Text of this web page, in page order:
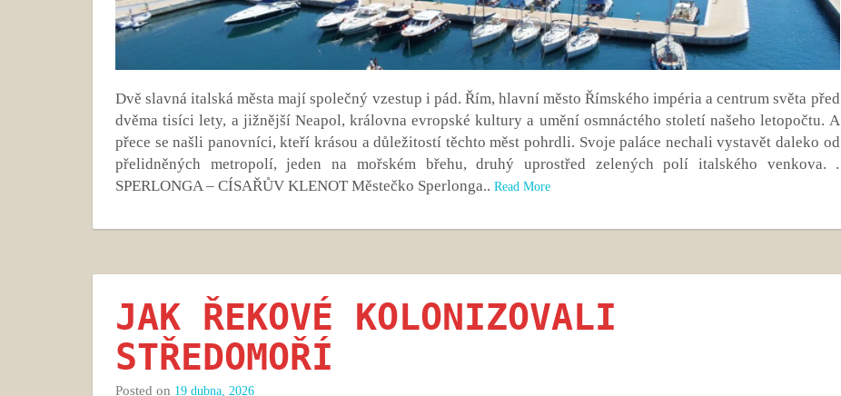
Dvě slavná italská města mají společný vzestup i pád. Řím, hlavní město Římského impéria a centrum světa před
dvěma tisíci lety, a jižnější Neapol, královna evropské kultury a umění osmnáctého století našeho letopočtu. A
přece se našli panovníci, kteří krásou a důležitostí těchto měst pohrdli. Svoje paláce nechali vystavět daleko od
přelidněných metropolí, jeden na mořském břehu, druhý uprostřed zelených polí italského venkova. .
SPERLONGA – CÍSAŘŮV KLENOT Městečko Sperlonga.. Read More
JAK ŘEKOVÉ KOLONIZOVALI
STŘEDOMOŘÍ
Posted on 19 dubna, 2026